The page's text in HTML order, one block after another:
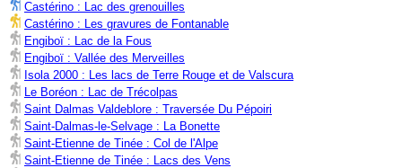
Castérino : Lac des grenouilles
Castérino : Les gravures de Fontanable
Engiboï : Lac de la Fous
Engiboï : Vallée des Merveilles
Isola 2000 : Les lacs de Terre Rouge et de Valscura
Le Boréon : Lac de Trécolpas
Saint Dalmas Valdeblore : Traversée Du Pépoiri
Saint-Dalmas-le-Selvage : La Bonette
Saint-Etienne de Tinée : Col de l'Alpe
Saint-Etienne de Tinée : Lacs des Vens